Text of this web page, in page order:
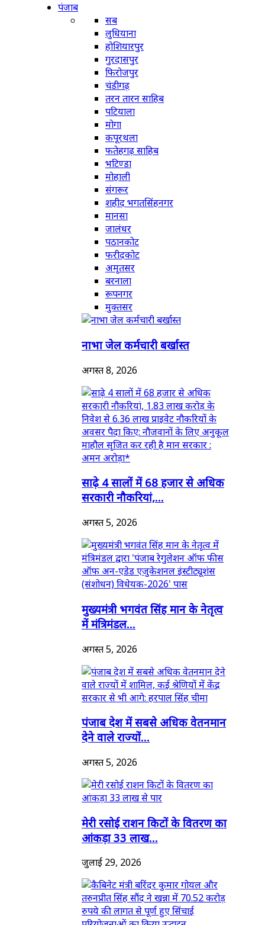
पंजाब
सब
लुधियाना
होशियारपुर
गुरदासपुर
फिरोजपुर
चंडीगढ़
तरन तारन साहिब
पटियाला
मोगा
कपूरथला
फतेहगढ़ साहिब
भटिण्डा
मोहाली
संगरूर
शहीद भगतसिंहनगर
मानसा
जालंधर
पठानकोट
फरीदकोट
अमृतसर
बरनाला
रूपनगर
मुक्तसर
नाभा जेल कर्मचारी बर्खास्त
अगस्त 8, 2026
साढ़े 4 सालों में 68 हजार से अधिक
सरकारी नौकरियां,...
अगस्त 5, 2026
मुख्यमंत्री भगवंत सिंह मान के नेतृत्व
में मंत्रिमंडल...
अगस्त 5, 2026
पंजाब देश में सबसे अधिक वेतनमान
देने वाले राज्यों...
अगस्त 5, 2026
मेरी रसोई राशन किटों के वितरण का
आंकड़ा 33 लाख...
जुलाई 29, 2026